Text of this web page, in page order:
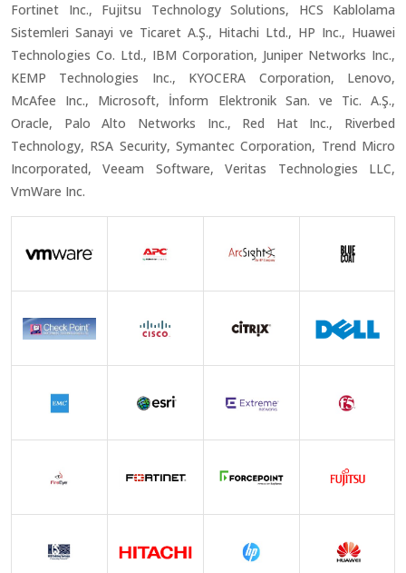
Fortinet Inc., Fujitsu Technology Solutions, HCS Kablolama
Sistemleri Sanayi ve Ticaret A.Ş., Hitachi Ltd., HP Inc., Huawei
Technologies Co. Ltd., IBM Corporation, Juniper Networks Inc.,
KEMP Technologies Inc., KYOCERA Corporation, Lenovo,
McAfee Inc., Microsoft, İnform Elektronik San. ve Tic. A.Ş.,
Oracle, Palo Alto Networks Inc., Red Hat Inc., Riverbed
Technology, RSA Security, Symantec Corporation, Trend Micro
Incorporated, Veeam Software, Veritas Technologies LLC,
VmWare Inc.